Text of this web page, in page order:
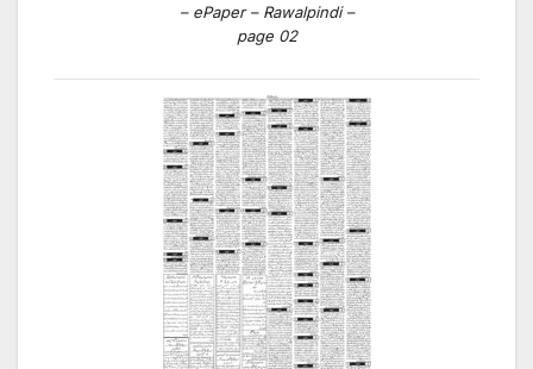
– ePaper – Rawalpindi –
page 02